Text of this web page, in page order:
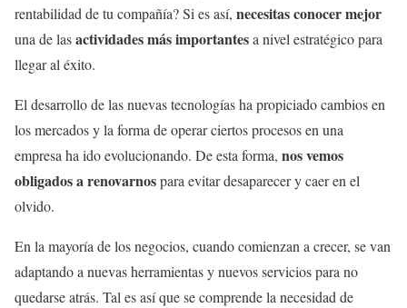
rentabilidad de tu compañía? Si es así, necesitas conocer mejor
una de lasactividades más importantesa nivel estratégico para
llegar al éxito.
El desarrollo de las nuevas tecnologías ha propiciado cambios en
los mercados y la forma de operar ciertos procesos en una
empresa ha ido evolucionando. De esta forma, nos vemos
obligados a renovarnospara evitar desaparecer y caer en el
olvido.
En la mayoría de los negocios, cuando comienzan a crecer, se van
adaptando a nuevas herramientas y nuevos servicios para no
quedarse atrás. Tal es así que se comprende la necesidad de